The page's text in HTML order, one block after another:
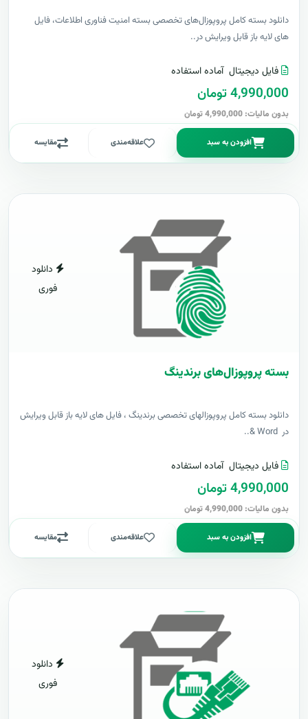
دانلود بسته کامل پروپوزال‌های تخصصی بسته امنیت فناوری اطلاعات، فایل
های لایه باز قابل ویرایش در..
فایل دیجیتال آماده استفاده
4,990,000 تومان
بدون مالیات: 4,990,000 تومان
افزودن به سبد علاقه‌مندی مقایسه
دانلود
فوری
بسته پروپوزال‌های برندینگ
دانلود بسته کامل پروپوزالهای تخصصی برندینگ ، فایل های لایه باز قابل ویرایش
در Word &..
فایل دیجیتال آماده استفاده
4,990,000 تومان
بدون مالیات: 4,990,000 تومان
افزودن به سبد علاقه‌مندی مقایسه
دانلود
فوری